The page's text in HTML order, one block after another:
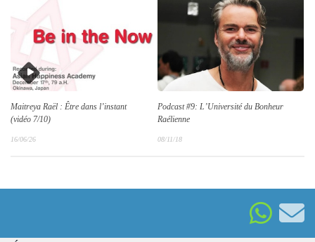
Maitreya Raël : Être dans l’instant
(vidéo 7/10)
16/06/26
Podcast #9: L’Université du Bonheur
Raélienne
08/11/18